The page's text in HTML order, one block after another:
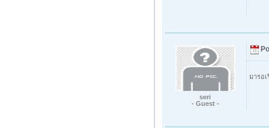
seri
- Guest -
มารอ